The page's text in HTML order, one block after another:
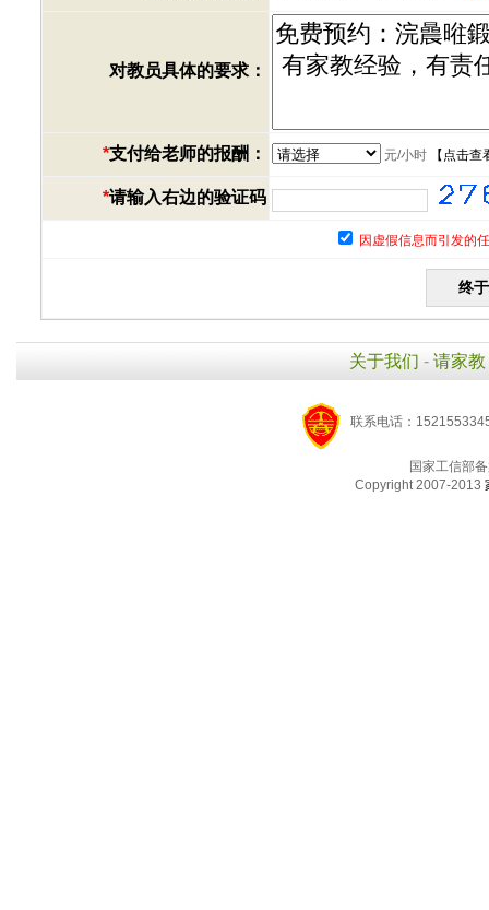
对教员具体的要求：
*支付给老师的报酬： 元/小时【 点击查
*请输入右边的验证码
因虚假信息而引发的
关于我们 - 请家教
联系电话：
国家工信部
Copyright 2007-2013